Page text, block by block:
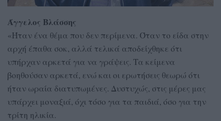
Άγγελος Βλάσσης
«Ήταν ένα θέμα που δεν περίμενα. Όταν το είδα στην
αρχή έπαθα σοκ, αλλά τελικά αποδείχθηκε ότι
υπήρχαν αρκετά για να γράψεις. Τα κείμενα
βοηθούσαν αρκετά, ενώ και οι ερωτήσεις θεωρώ ότι
ήταν ωραία διατυπωμένες. Δυστυχώς, στις μέρες μας
υπάρχει μοναξιά, όχι τόσο για τα παιδιά, όσο για την
τρίτη ηλικία.